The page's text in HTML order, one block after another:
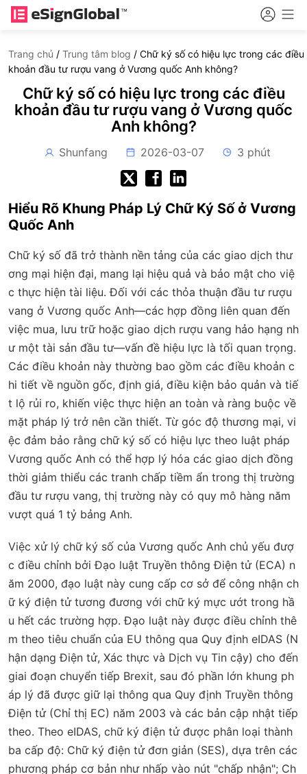
Trang chủ / Trung tâm blog / Chữ ký số có hiệu lực trong các điều
khoản đầu tư rượu vang ở Vương quốc Anh không?
Chữ ký số có hiệu lực trong các điều
khoản đầu tư rượu vang ở Vương quốc
Anh không?
Shunfang 2026-03-07 3 phút
Hiểu Rõ Khung Pháp Lý Chữ Ký Số ở Vương
Quốc Anh
Chữ ký số đã trở thành nền tảng của các giao dịch thư
ơng mại hiện đại, mang lại hiệu quả và bảo mật cho việ
c thực hiện tài liệu. Đối với các thỏa thuận đầu tư rượu
vang ở Vương quốc Anh—các hợp đồng liên quan đến
việc mua, lưu trữ hoặc giao dịch rượu vang hảo hạng nh
ư một tài sản đầu tư—vấn đề hiệu lực là tối quan trọng.
Các điều khoản này thường bao gồm các điều khoản c
hi tiết về nguồn gốc, định giá, điều kiện bảo quản và tiế
t lộ rủi ro, khiến việc thực hiện an toàn và ràng buộc về
mặt pháp lý trở nên cần thiết. Từ góc độ thương mại, vi
ệc đảm bảo rằng chữ ký số có hiệu lực theo luật pháp
Vương quốc Anh có thể hợp lý hóa các giao dịch đồng
thời giảm thiểu các tranh chấp tiềm ẩn trong thị trường
đầu tư rượu vang, thị trường này có quy mô hàng năm
vượt quá 1 tỷ bảng Anh.
Việc xử lý chữ ký số của Vương quốc Anh chủ yếu đượ
c điều chỉnh bởi Đạo luật Truyền thông Điện tử (ECA) n
ăm 2000, đạo luật này cung cấp cơ sở để công nhận ch
ữ ký điện tử tương đương với chữ ký mực ướt trong hầ
u hết các trường hợp. Đạo luật này được điều chỉnh thê
m theo tiêu chuẩn của EU thông qua Quy định eIDAS (N
hận dạng Điện tử, Xác thực và Dịch vụ Tin cậy) cho đến
giai đoạn chuyển tiếp Brexit, sau đó phần lớn khung ph
áp lý đã được giữ lại thông qua Quy định Truyền thông
Điện tử (Chỉ thị EC) năm 2003 và các bản cập nhật tiếp
theo. Theo eIDAS, chữ ký điện tử được phân loại thành
ba cấp độ: Chữ ký điện tử đơn giản (SES), dựa trên các
phương pháp cơ bản như nhấp vào nút "chấp nhận"; Ch